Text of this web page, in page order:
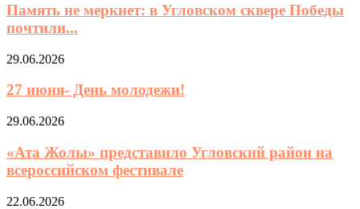
Память не меркнет: в Угловском сквере Победы
почтили...
29.06.2026
27 июня- День молодежи!
29.06.2026
«Ата Жолы» представило Угловский район на
всероссийском фестивале
22.06.2026